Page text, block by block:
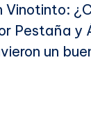
Vinotinto:
Pestaña y
un